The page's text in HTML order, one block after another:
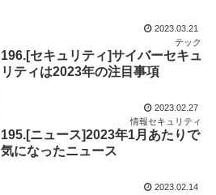
2023.03.21
テック
196.[セキュリティ]サイバーセキュ
リティは2023年の注目事項
2023.02.27
情報セキュリティ
195.[ニュース]2023年1月あたりで
気になったニュース
2023.02.14